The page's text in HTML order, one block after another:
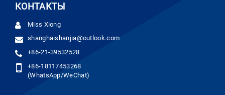
КОНТАКТЫ
Miss Xiong
shanghaishanjia@outlook.com
+86-21-39532528
+86-18117453268
(WhatsApp/WeChat)